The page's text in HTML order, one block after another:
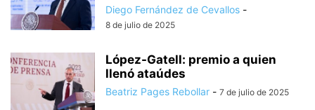
Diego Fernández de Cevallos -
8 de julio de 2025
López-Gatell: premio a quien
llenó ataúdes
Beatriz Pages Rebollar - 7 de julio de 2025